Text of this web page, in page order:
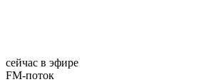
сейчас в эфире
FM-поток